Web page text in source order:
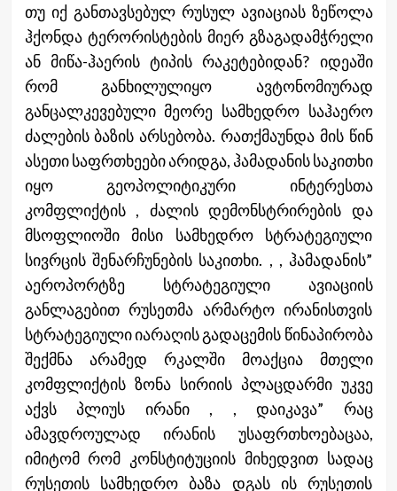
თუ იქ განთავსებულ რუსულ ავიაციას ზეწოლა
ჰქონდა ტერორისტების მიერ გზაგადამჭრელი
ან მიწა-ჰაერის ტიპის რაკეტებიდან? იდეაში
რომ განხილულიყო ავტონომიურად
განცალკევებული მეორე სამხედრო საჰაერო
ძალების ბაზის არსებობა. რათქმაუნდა მის წინ
ასეთი საფრთხეები არიდგა, ჰამადანის საკითხი
იყო გეოპოლიტიკური ინტერესთა
კომფლიქტის , ძალის დემონსტრირების და
მსოფლიოში მისი სამხედრო სტრატეგიული
სივრცის შენარჩუნების საკითხი. , , ჰამადანის”
აეროპორტზე სტრატეგიული ავიაციის
განლაგებით რუსეთმა არმარტო ირანისთვის
სტრატეგიული იარაღის გადაცემის წინაპირობა
შექმნა არამედ რკალში მოაქცია მთელი
კომფლიქტის ზონა სირიის პლაცდარმი უკვე
აქვს პლიუს ირანი , , დაიკავა” რაც
ამავდროულად ირანის უსაფრთხოებაცაა,
იმიტომ რომ კონსტიტუციის მიხედვით სადაც
რუსეთის სამხედრო ბაზა დგას ის რუსეთის